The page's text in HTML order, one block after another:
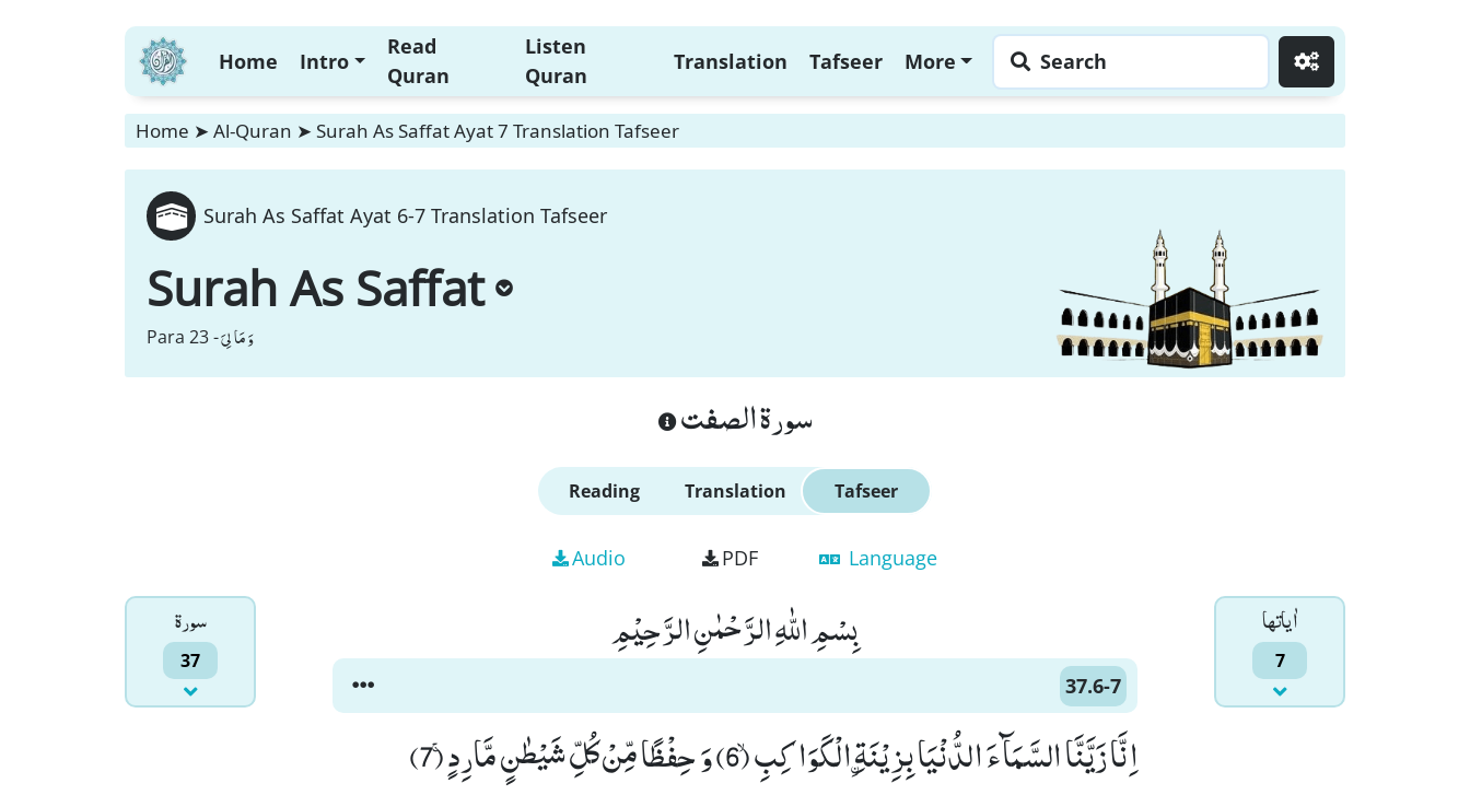
Home Intro
Read
Quran
Listen
Quran
Translation Tafseer More Search
Home ➤ Al-Quran ➤ Surah As Saffat Ayat 7 Translation Tafseer
Surah As Saffat Ayat 6-7 Translation Tafseer
Surah As Saffat
Para 23 -وَ مَا لِیَ
سورة الصفت
Reading Translation Tafseer
Audio PDF Language
سورۃ
37
اٰياتها
7
بِسْمِ اللّٰهِ الرَّحْمٰنِ الرَّحِیْمِ
37.6-7
اِنَّا زَیَّنَّا السَّمَآءَ الدُّنْیَا بِزِیْنَةِ ﹰالْكَوَاكِبِۙ (6) وَ حِفْظًا مِّنْ كُلِّ شَیْطٰنٍ مَّارِدٍۚ (7)